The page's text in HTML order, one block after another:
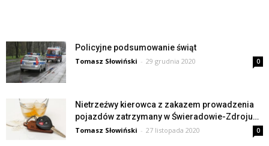
Policyjne podsumowanie świąt
Tomasz Słowiński - 29 grudnia 2020 0
Nietrzeźwy kierowca z zakazem prowadzenia
pojazdów zatrzymany w Świeradowie-Zdroju…
Tomasz Słowiński - 27 listopada 2020 0